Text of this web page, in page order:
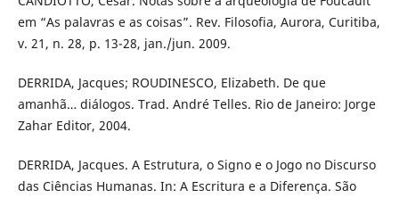
em “As palavras e as coisas”. Rev. Filosofia, Aurora, Curitiba,
v. 21, n. 28, p. 13-28, jan./jun. 2009.
DERRIDA, Jacques; ROUDINESCO, Elizabeth. De que
amanhã… diálogos. Trad. André Telles. Rio de Janeiro: Jorge
Zahar Editor, 2004.
DERRIDA, Jacques. A Estrutura, o Signo e o Jogo no Discurso
das Ciências Humanas. In: A Escritura e a Diferença. São